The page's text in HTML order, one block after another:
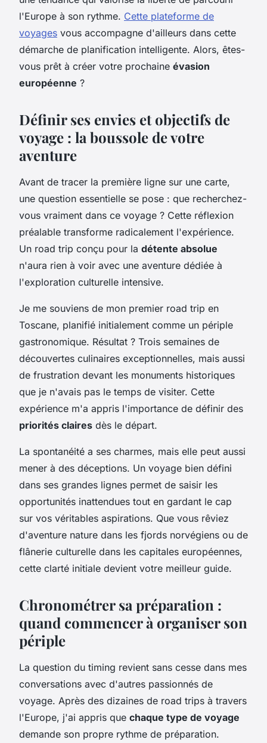
l'Europe à son rythme. Cette plateforme de
voyages vous accompagne d'ailleurs dans cette
démarche de planification intelligente. Alors, êtes-
vous prêt à créer votre prochaine évasion
européenne ?
Définir ses envies et objectifs de
voyage : la boussole de votre
aventure
Avant de tracer la première ligne sur une carte,
une question essentielle se pose : que recherchez-
vous vraiment dans ce voyage ? Cette réflexion
préalable transforme radicalement l'expérience.
Un road trip conçu pour la détente absolue
n'aura rien à voir avec une aventure dédiée à
l'exploration culturelle intensive.
Je me souviens de mon premier road trip en
Toscane, planifié initialement comme un périple
gastronomique. Résultat ? Trois semaines de
découvertes culinaires exceptionnelles, mais aussi
de frustration devant les monuments historiques
que je n'avais pas le temps de visiter. Cette
expérience m'a appris l'importance de définir des
priorités claires dès le départ.
La spontanéité a ses charmes, mais elle peut aussi
mener à des déceptions. Un voyage bien défini
dans ses grandes lignes permet de saisir les
opportunités inattendues tout en gardant le cap
sur vos véritables aspirations. Que vous rêviez
d'aventure nature dans les fjords norvégiens ou de
flânerie culturelle dans les capitales européennes,
cette clarté initiale devient votre meilleur guide.
Chronométrer sa préparation :
quand commencer à organiser son
périple
La question du timing revient sans cesse dans mes
conversations avec d'autres passionnés de
voyage. Après des dizaines de road trips à travers
l'Europe, j'ai appris que chaque type de voyage
demande son propre rythme de préparation.